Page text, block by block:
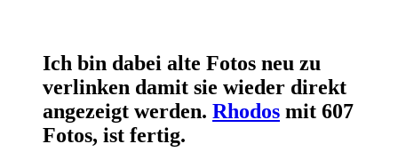
Ich bin dabei alte Fotos neu zu
verlinken damit sie wieder direkt
angezeigt werden. Rhodos mit 607
Fotos, ist fertig.